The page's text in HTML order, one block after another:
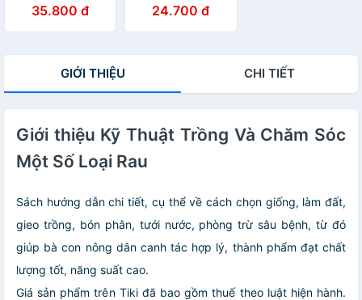
35.800 đ 24.700 đ
GIỚI THIỆU CHI TIẾT
Giới thiệu Kỹ Thuật Trồng Và Chăm Sóc
Một Số Loại Rau
Sách hướng dẫn chi tiết, cụ thể về cách chọn giống, làm đất,
gieo trồng, bón phân, tưới nước, phòng trừ sâu bệnh, từ đó
giúp bà con nông dân canh tác hợp lý, thành phẩm đạt chất
lượng tốt, năng suất cao.
Giá sản phẩm trên Tiki đã bao gồm thuế theo luật hiện hành.